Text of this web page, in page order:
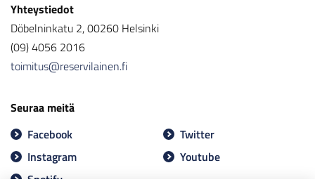
Yhteystiedot
Döbelninkatu 2, 00260 Helsinki
(09) 4056 2016
toimitus@reservilainen.fi
Seuraa meitä
Facebook
Twitter
Instagram
Youtube
Spotify